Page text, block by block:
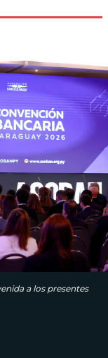
a los presentes